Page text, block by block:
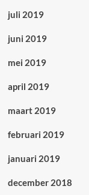
juli 2019
juni 2019
mei 2019
april 2019
maart 2019
februari 2019
januari 2019
december 2018